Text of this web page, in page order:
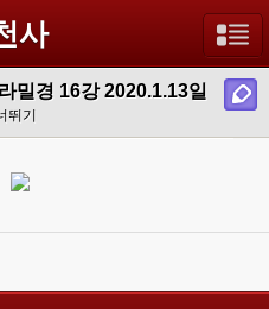
사
밀경 16강 2020.1.13일
뛰기